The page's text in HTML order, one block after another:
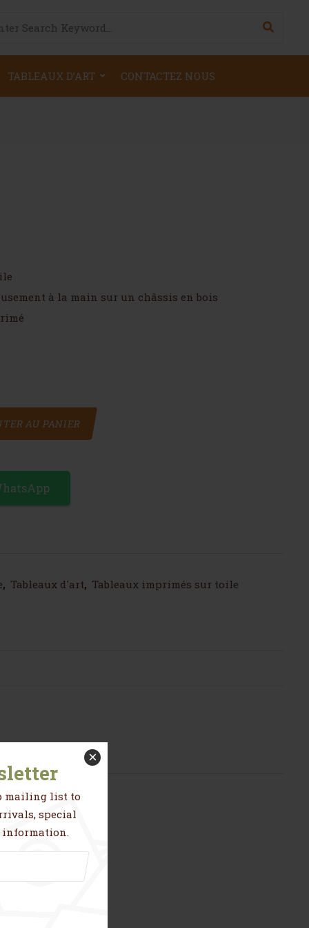
mailing list to
special
information.
×
TABLEAUX D’ART CONTACTEZ NOUS
à la main sur un châssis en bois
AU PANIER
, Tableaux d'art, Tableaux imprimés sur toile
du tableau